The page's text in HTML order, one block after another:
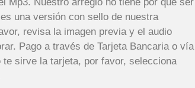
una versión con sello de nuestra
revisa la imagen previa y el audio
Pago a través de Tarjeta Bancaria o vía
te sirve la tarjeta, por favor, selecciona